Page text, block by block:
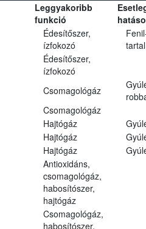
Leggyakoribb
funkció
Édesítőszer,
ízfokozó
Édesítőszer,
ízfokozó
Csomagológáz
Csomagológáz
Hajtógáz
Hajtógáz
Hajtógáz
Antioxidáns,
csomagológáz,
habosítószer,
hajtógáz
Csomagológáz,
habosítószer,